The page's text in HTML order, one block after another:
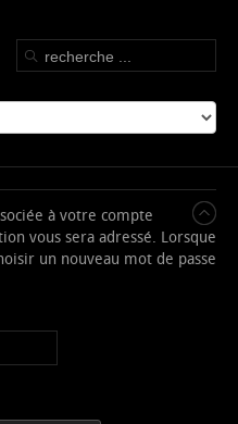
à votre compte
vous sera adressé. Lorsque
un nouveau mot de passe